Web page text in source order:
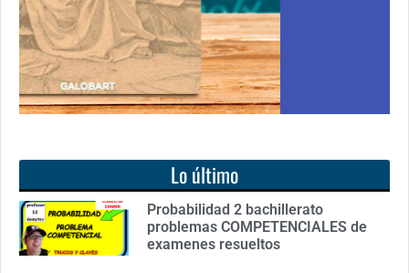
libro
Lo último
Probabilidad 2 bachillerato
problemas COMPETENCIALES de
examenes resueltos